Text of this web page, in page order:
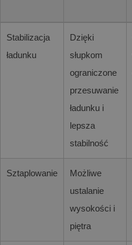
Stabilizacja
ładunku
Dzięki
słupkom
ograniczone
przesuwanie
ładunku i
lepsza
stabilność
Sztaplowanie
Możliwe
ustalanie
wysokości i
piętra